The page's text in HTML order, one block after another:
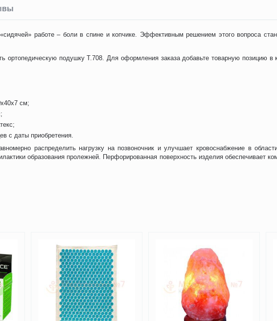
работе – боли в спине и копчике. Эффективным решением этого вопроса
ортопедическую подушку Т.708. Для оформления заказа добавьте товарную позицию в
см;
с даты приобретения.
распределить нагрузку на позвоночник и улучшает кровоснабжение в
образования пролежней. Перфорированная поверхность изделия обеспечивает